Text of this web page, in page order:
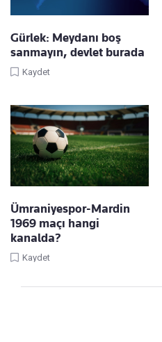
Gürlek: Meydanı boş
sanmayın, devlet burada
Kaydet
Ümraniyespor-Mardin
1969 maçı hangi
kanalda?
Kaydet